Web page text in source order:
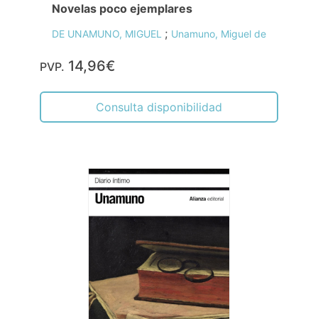
Novelas poco ejemplares
DE UNAMUNO, MIGUEL ; Unamuno, Miguel de
PVP. 14,96€
Consulta disponibilidad